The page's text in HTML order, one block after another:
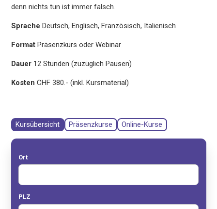
denn nichts tun ist immer falsch.
Sprache Deutsch, Englisch, Französisch, Italienisch
FormatPräsenzkurs oder Webinar
Dauer12 Stunden (zuzüglich Pausen)
Kosten CHF 380.- (inkl. Kursmaterial)
Kursübersicht Präsenzkurse Online-Kurse
Ort
PLZ